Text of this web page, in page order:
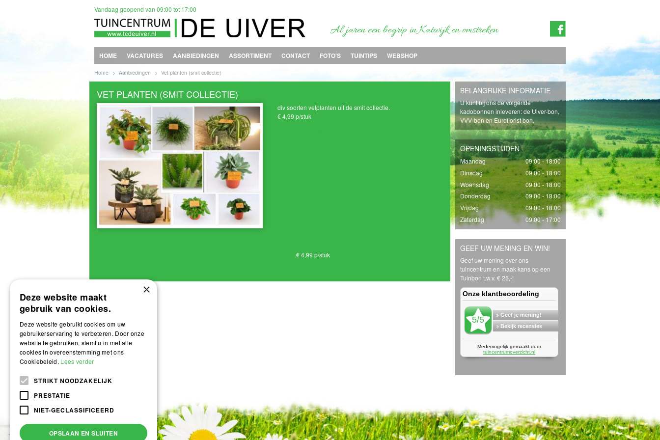
Vandaag geopend van 09:00 tot 17:00
Al jaren een begrip in Katwijk en omstreken
HOME VACATURES AANBIEDINGEN ASSORTIMENT CONTACT FOTO'S TUINTIPS WEBSHOP
Home > Aanbiedingen > Vet planten (smit collectie)
VET PLANTEN (SMIT COLLECTIE)
div soorten vetplanten uit de smit collectie.
€ 4,99 p/stuk
€ 4,99 p/stuk
BELANGRIJKE INFORMATIE
U kunt bij ons de volgende
kadobonnen inleveren: de Uiver-bon,
VVV-bon en Euroflorist bon.
OPENINGSTIJDEN
Maandag
09:00 - 18:00
Dinsdag
09:00 - 18:00
Woensdag
09:00 - 18:00
Donderdag
09:00 - 18:00
Vrijdag
09:00 - 18:00
Zaterdag
09:00 - 17:00
GEEF UW MENING EN WIN!
Geef uw mening over ons
tuincentrum en maak kans op een
Tuinbon t.w.v. € 25,-!
×
Deze website maakt
gebruik van cookies.
Deze website gebruikt cookies om uw
gebruikerservaring te verbeteren. Door onze
website te gebruiken, stemt u in met alle
cookies in overeenstemming met ons
Cookiebeleid. Lees verder
STRIKT NOODZAKELIJK
PRESTATIE
NIET-GECLASSIFICEERD
OPSLAAN EN SLUITEN